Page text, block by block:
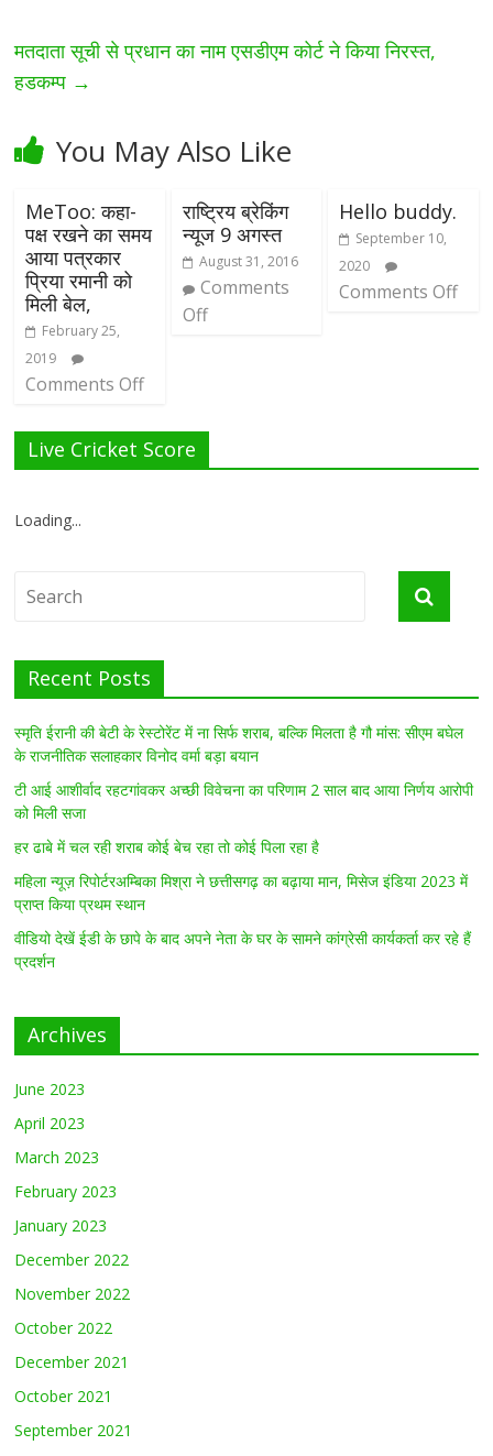
मतदाता सूची से प्रधान का नाम एसडीएम कोर्ट ने किया निरस्त,
हडकम्प →
You May Also Like
MeToo: कहा-
पक्ष रखने का समय
आया पत्रकार
प्रिया रमानी को
मिली बेल,
February 25,
2019
Comments Off
राष्ट्रिय ब्रेकिंग
न्यूज 9 अगस्त
August 31, 2016
Comments
Off
Hello buddy.
September 10,
2020
Comments Off
Live Cricket Score
Loading...
Recent Posts
स्मृति ईरानी की बेटी के रेस्टोरेंट में ना सिर्फ शराब, बल्कि मिलता है गौ मांस: सीएम बघेल
के राजनीतिक सलाहकार विनोद वर्मा बड़ा बयान
टी आई आशीर्वाद रहटगांवकर अच्छी विवेचना का परिणाम 2 साल बाद आया निर्णय आरोपी
को मिली सजा
हर ढाबे में चल रही शराब कोई बेच रहा तो कोई पिला रहा है
महिला न्यूज़ रिपोर्टरअम्बिका मिश्रा ने छत्तीसगढ़ का बढ़ाया मान, मिसेज इंडिया 2023 में
प्राप्त किया प्रथम स्थान
वीडियो देखें ईडी के छापे के बाद अपने नेता के घर के सामने कांग्रेसी कार्यकर्ता कर रहे हैं
प्रदर्शन
Archives
June 2023
April 2023
March 2023
February 2023
January 2023
December 2022
November 2022
October 2022
December 2021
October 2021
September 2021